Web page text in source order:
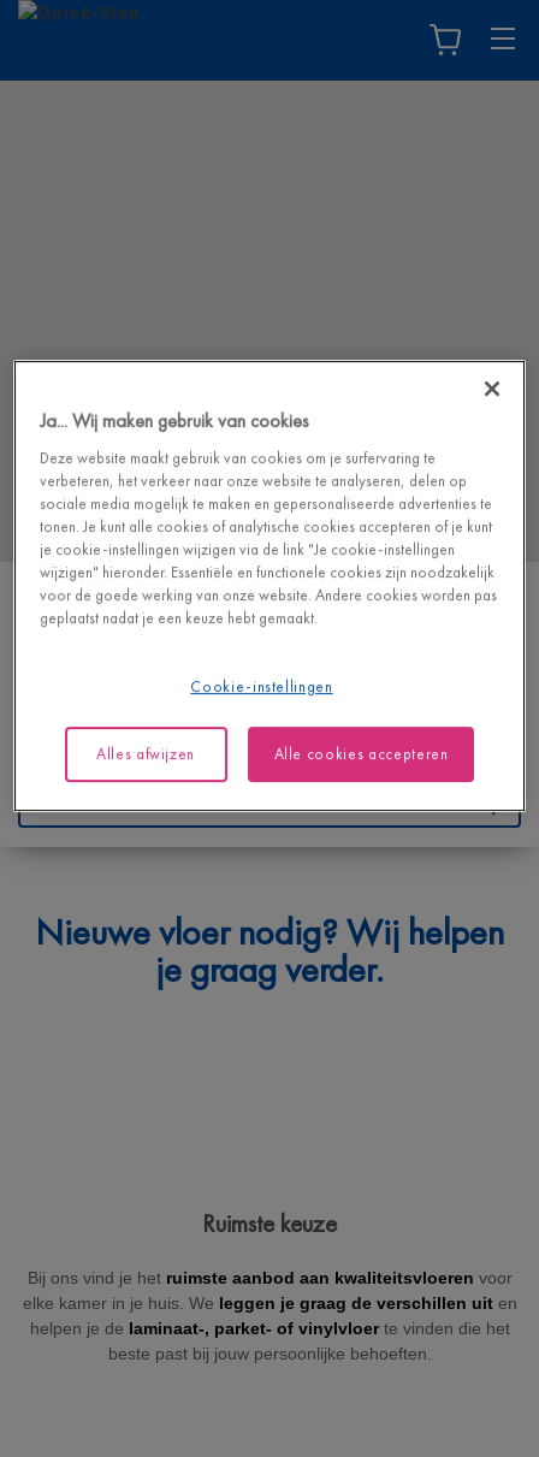
WOODTEX NV - NEW EXPERIENCE STORE
BOOMSESTEENWEG 680 - 682
BELGIË
T +32 38273956
https://www.woodtex.be/
Contacteer ons
Geef hieronder je vraag in en we bezorgen je spoedig een
(indien nodig).
Nieuwe vloer nodig? Wij helpen
je graag verder.
Ruimste keuze
Bij ons vind je het ruimste aanbod aan kwaliteitsvloeren voor
elke kamer in je huis. We leggen je graag de verschillen uit en
helpen je de laminaat-, parket- of vinylvloerte vinden die het
beste past bij jouw persoonlijke behoeften.
Ja... Wij maken gebruik van cookies
Deze website maakt gebruik van cookies om je surfervaring te
verbeteren, het verkeer naar onze website te analyseren, delen op
sociale media mogelijk te maken en gepersonaliseerde advertenties te
tonen. Je kunt alle cookies of analytische cookies accepteren of je kunt
je cookie-instellingen wijzigen via de link "Je cookie-instellingen
wijzigen" hieronder. Essentiële en functionele cookies zijn noodzakelijk
voor de goede werking van onze website. Andere cookies worden pas
geplaatst nadat je een keuze hebt gemaakt.
Cookie-instellingen
Alles afwijzen Alle cookies accepteren